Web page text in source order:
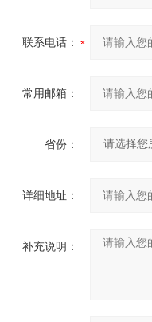
联系电话：
常用邮箱：
省份：
详细地址：
补充说明：